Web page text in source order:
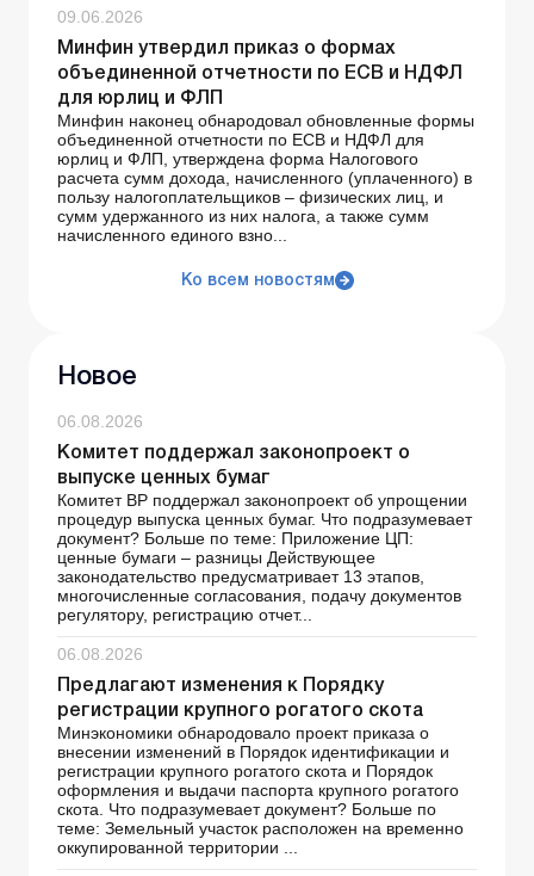
09.06.2026
Минфин утвердил приказ о формах
объединенной отчетности по ЕСВ и НДФЛ
для юрлиц и ФЛП
Минфин наконец обнародовал обновленные формы
объединенной отчетности по ЕСВ и НДФЛ для
юрлиц и ФЛП, утверждена форма Налогового
расчета сумм дохода, начисленного (уплаченного) в
пользу налогоплательщиков – физических лиц, и
сумм удержанного из них налога, а также сумм
начисленного единого взно...
Ко всем новостям
Новое
06.08.2026
Комитет поддержал законопроект о
выпуске ценных бумаг
Комитет ВР поддержал законопроект об упрощении
процедур выпуска ценных бумаг. Что подразумевает
документ? Больше по теме: Приложение ЦП:
ценные бумаги – разницы Действующее
законодательство предусматривает 13 этапов,
многочисленные согласования, подачу документов
регулятору, регистрацию отчет...
06.08.2026
Предлагают изменения к Порядку
регистрации крупного рогатого скота
Минэкономики обнародовало проект приказа о
внесении изменений в Порядок идентификации и
регистрации крупного рогатого скота и Порядок
оформления и выдачи паспорта крупного рогатого
скота. Что подразумевает документ? Больше по
теме: Земельный участок расположен на временно
оккупированной территории ...